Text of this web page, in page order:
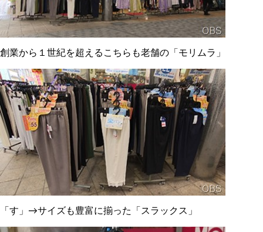
創業から１世紀を超えるこちらも老舗の「モリムラ」
「す」→サイズも豊富に揃った「スラックス」